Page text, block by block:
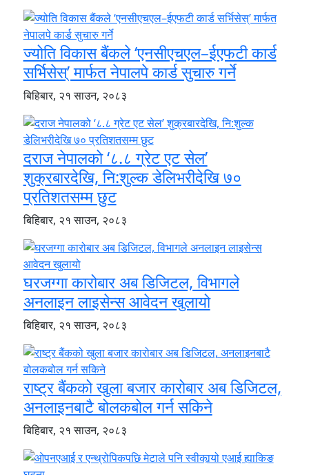
ज्योति विकास बैंकले ‘एनसीएचएल–ईएफटी कार्ड
सर्भिसेस्’ मार्फत नेपालपे कार्ड सुचारु गर्ने
बिहिबार, २१ साउन, २०८३
दराज नेपालको ‘८.८ ग्रेट एट सेल’
शुक्रबारदेखि, नि:शुल्क डेलिभरीदेखि ७०
प्रतिशतसम्म छुट
बिहिबार, २१ साउन, २०८३
घरजग्गा कारोबार अब डिजिटल, विभागले
अनलाइन लाइसेन्स आवेदन खुलायो
बिहिबार, २१ साउन, २०८३
राष्ट्र बैंकको खुला बजार कारोबार अब डिजिटल,
अनलाइनबाटै बोलकबोल गर्न सकिने
बिहिबार, २१ साउन, २०८३